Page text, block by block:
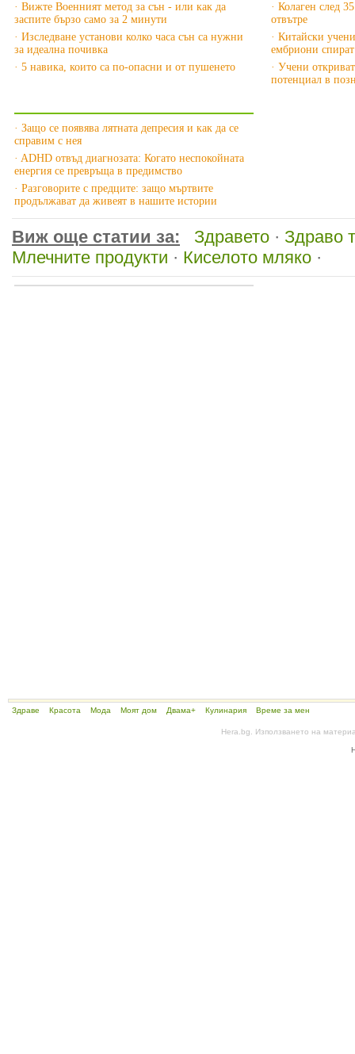
· Вижте Военният метод за сън - или как да
заспите бързо само за 2 минути
· Изследване установи колко часа сън са нужни
за идеална почивка
· 5 навика, които са по-опасни и от пушенето
· Колаген след
отвътре
· Китайски
ембриони
· Учени
потенциал в
· Защо се появява лятната депресия и как да се
справим с нея
· ADHD отвъд диагнозата: Когато неспокойната
енергия се превръща в предимство
· Разговорите с предците: защо мъртвите
продължават да живеят в нашите истории
Виж още статии за: Здравето · Здраво
Млечните продукти · Киселото мляко ·
Здраве Красота Мода Моят дом Двама+ Кулинария Време за мен
Hera.bg. Използването на